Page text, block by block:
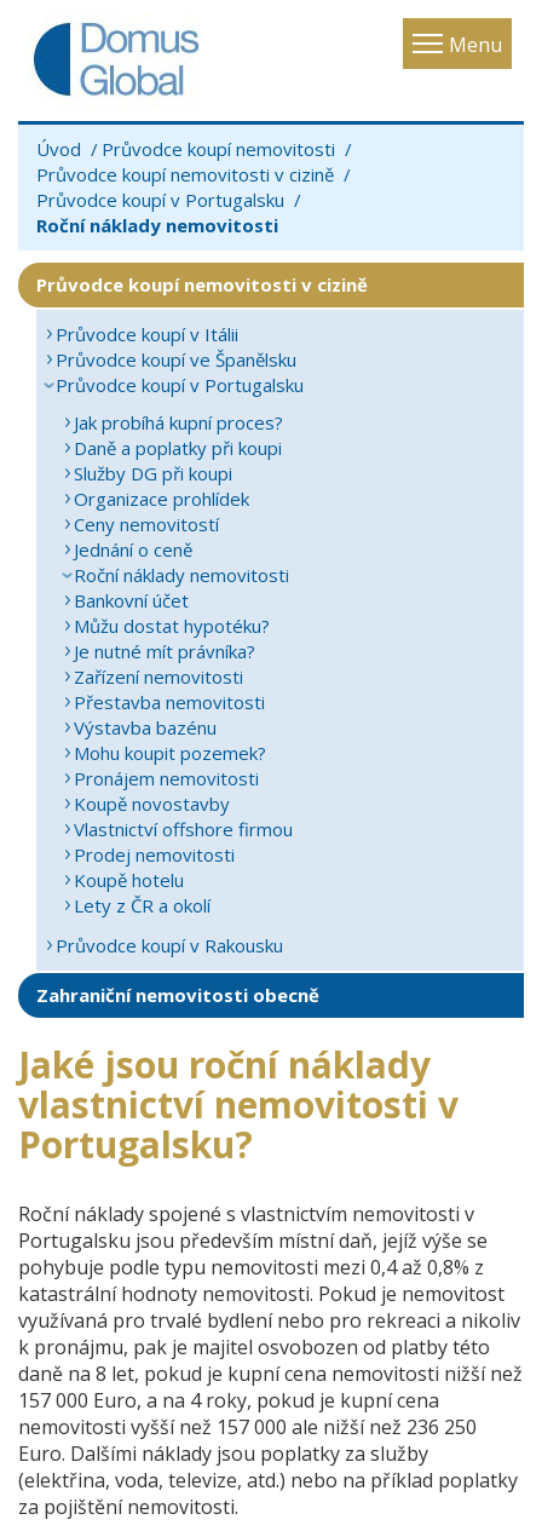
Menu
Toggle
Úvod
Průvodce koupí nemovitosti
Průvodce koupí nemovitosti v cizině
Průvodce koupí v Portugalsku
Roční náklady nemovitosti
Průvodce koupí nemovitosti v cizině
Průvodce koupí v Itálii
Průvodce koupí ve Španělsku
Průvodce koupí v Portugalsku
Jak probíhá kupní proces?
Daně a poplatky při koupi
Služby DG při koupi
Organizace prohlídek
Ceny nemovitostí
Jednání o ceně
Roční náklady nemovitosti
Bankovní účet
Můžu dostat hypotéku?
Je nutné mít právníka?
Zařízení nemovitosti
Přestavba nemovitosti
Výstavba bazénu
Mohu koupit pozemek?
Pronájem nemovitosti
Koupě novostavby
Vlastnictví offshore firmou
Prodej nemovitosti
Koupě hotelu
Lety z ČR a okolí
Průvodce koupí v Rakousku
Zahraniční nemovitosti obecně
Jaké jsou roční náklady
vlastnictví nemovitosti v
Portugalsku?
Roční náklady spojené s vlastnictvím nemovitosti v
Portugalsku jsou především místní daň, jejíž výše se
pohybuje podle typu nemovitosti mezi 0,4 až 0,8% z
katastrální hodnoty nemovitosti. Pokud je nemovitost
využívaná pro trvalé bydlení nebo pro rekreaci a nikoliv
k pronájmu, pak je majitel osvobozen od platby této
daně na 8 let, pokud je kupní cena nemovitosti nižší než
157 000 Euro, a na 4 roky, pokud je kupní cena
nemovitosti vyšší než 157 000 ale nižší než 236 250
Euro. Dalšími náklady jsou poplatky za služby
(elektřina, voda, televize, atd.) nebo na příklad poplatky
za pojištění nemovitosti.